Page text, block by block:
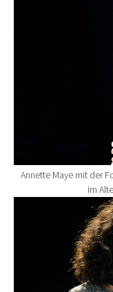
Annette Maye mit der
im
Show larger